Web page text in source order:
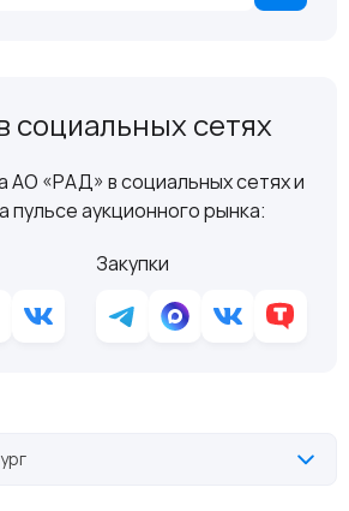
социальных сетях
АО «РАД» в социальных сетях и
пульсе аукционного рынка:
Закупки